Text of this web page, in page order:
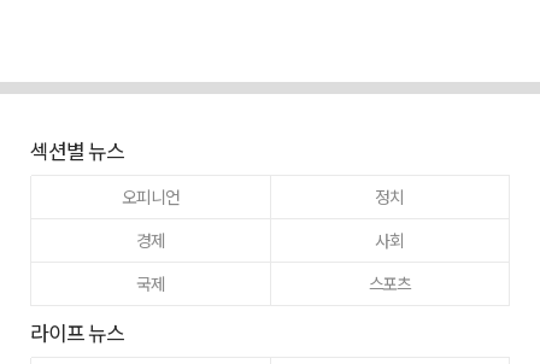
섹션별 뉴스
오피니언
정치
경제
사회
국제
스포츠
라이프 뉴스